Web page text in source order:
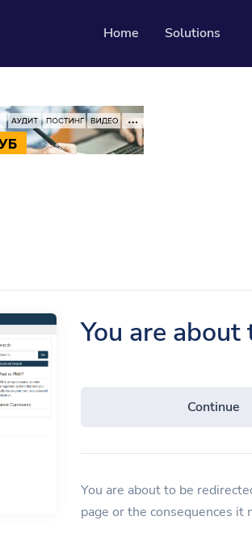
Home Solutions
QR codes
You are
Continue
You are about to be
page or the consequences it